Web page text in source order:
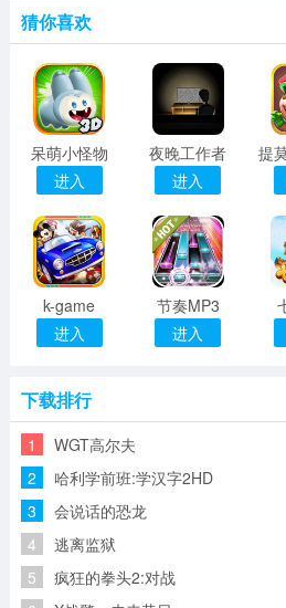
猜你喜欢
呆萌小怪物
进入
夜晚工作者
进入
提
k-game
进入
节奏MP3
进入
下载排行
1 WGT高尔夫
2 哈利学前班:学汉字2HD
3 会说话的恐龙
4 逃离监狱
5 疯狂的拳头2:对战